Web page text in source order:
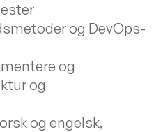
og DevOps-
og
og
og engelsk,